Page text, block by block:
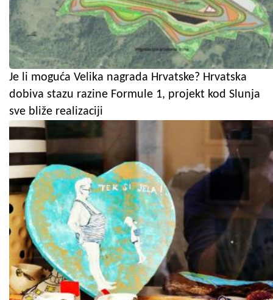
Je li moguća Velika nagrada Hrvatske? Hrvatska
dobiva stazu razine Formule 1, projekt kod Slunja
sve bliže realizaciji